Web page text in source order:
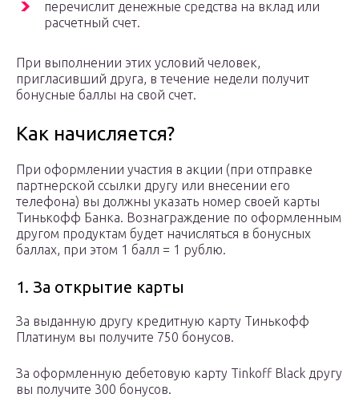
перечислит денежные средства на вклад или
расчетный счет.
При выполнении этих условий человек,
пригласивший друга, в течение недели получит
бонусные баллы на свой счет.
Как начисляется?
При оформлении участия в акции (при отправке
партнерской ссылки другу или внесении его
телефона) вы должны указать номер своей карты
Тинькофф Банка. Вознаграждение по оформленным
другом продуктам будет начисляться в бонусных
баллах, при этом 1 балл = 1 рублю.
1. За открытие карты
За выданную другу кредитную карту Тинькофф
Платинум вы получите 750 бонусов.
За оформленную дебетовую карту Tinkoff Black другу
вы получите 300 бонусов.